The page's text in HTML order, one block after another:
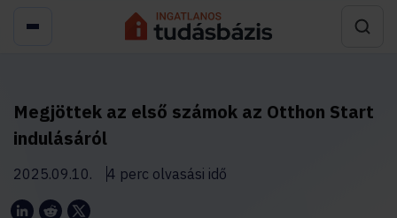
Megjöttek az első számok az Otthon Start
indulásáról
2025.09.10. 4 perc olvasási idő